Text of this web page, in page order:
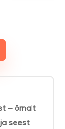
– õrnalt
seest